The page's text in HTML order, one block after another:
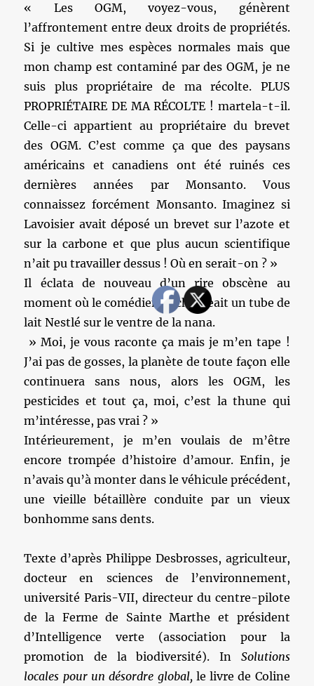
« Les OGM, voyez-vous, génèrent
l’affrontement entre deux droits de propriétés.
Si je cultive mes espèces normales mais que
mon champ est contaminé par des OGM, je ne
suis plus propriétaire de ma récolte. PLUS
PROPRIÉTAIRE DE MA RÉCOLTE ! martela-t-il.
Celle-ci appartient au propriétaire du brevet
des OGM. C’est comme ça que des paysans
américains et canadiens ont été ruinés ces
dernières années par Monsanto. Vous
connaissez forcément Monsanto. Imaginez si
Lavoisier avait déposé un brevet sur l’azote et
sur la carbone et que plus aucun scientifique
n’ait pu travailler dessus ! Où en serait-on ? »
Il éclata de nouveau d’un rire obscène au
moment où le comédien déchargeait un tube de
lait Nestlé sur le ventre de la nana.
» Moi, je vous raconte ça mais je m’en tape !
J’ai pas de gosses, la planète de toute façon elle
continuera sans nous, alors les OGM, les
pesticides et tout ça, moi, c’est la thune qui
m’intéresse, pas vrai ? »
Intérieurement, je m’en voulais de m’être
encore trompée d’histoire d’amour. Enfin, je
n’avais qu’à monter dans le véhicule précédent,
une vieille bétaillère conduite par un vieux
bonhomme sans dents.
Texte d’après Philippe Desbrosses, agriculteur,
docteur en sciences de l’environnement,
université Paris-VII, directeur du centre-pilote
de la Ferme de Sainte Marthe et président
d’Intelligence verte (association pour la
promotion de la biodiversité). In Solutions
locales pour un désordre global, le livre de Coline